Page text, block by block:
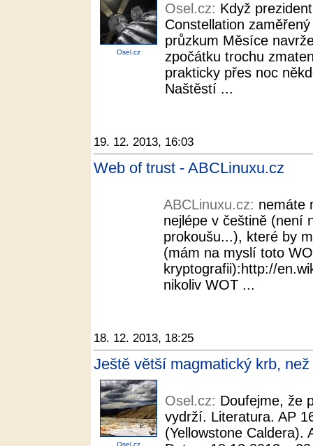
Osel.cz
Osel.cz: Když
Constellation
průzkum Měsíce
zpočátku trochu
prakticky přes noc
Naštěstí ...
19. 12. 2013, 16:03
Web of trust - ABCLinuxu.cz
ABCLinuxu.cz: nemáte
nejlépe v češtině (není
prokoušu...), které by
(mám na myslí toto
kryptografii):http://
nikoliv WOT ...
18. 12. 2013, 18:25
Ještě větší magmatický krb,
Osel.cz
Osel.cz: Doufejme, že
vydrží. Literatura. AP
(Yellowstone Caldera).